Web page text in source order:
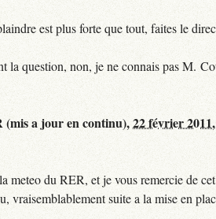
est plus forte que tout, faites le
la question, non, je ne connais pas M.
(mis a jour en continu),22 février
meteo du RER, et je vous remercie de
vraisemblablement suite a la mise en